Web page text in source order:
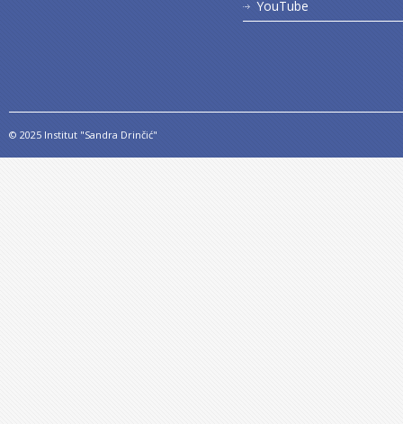
YouTube
© 2025 Institut "Sandra Drinčić"